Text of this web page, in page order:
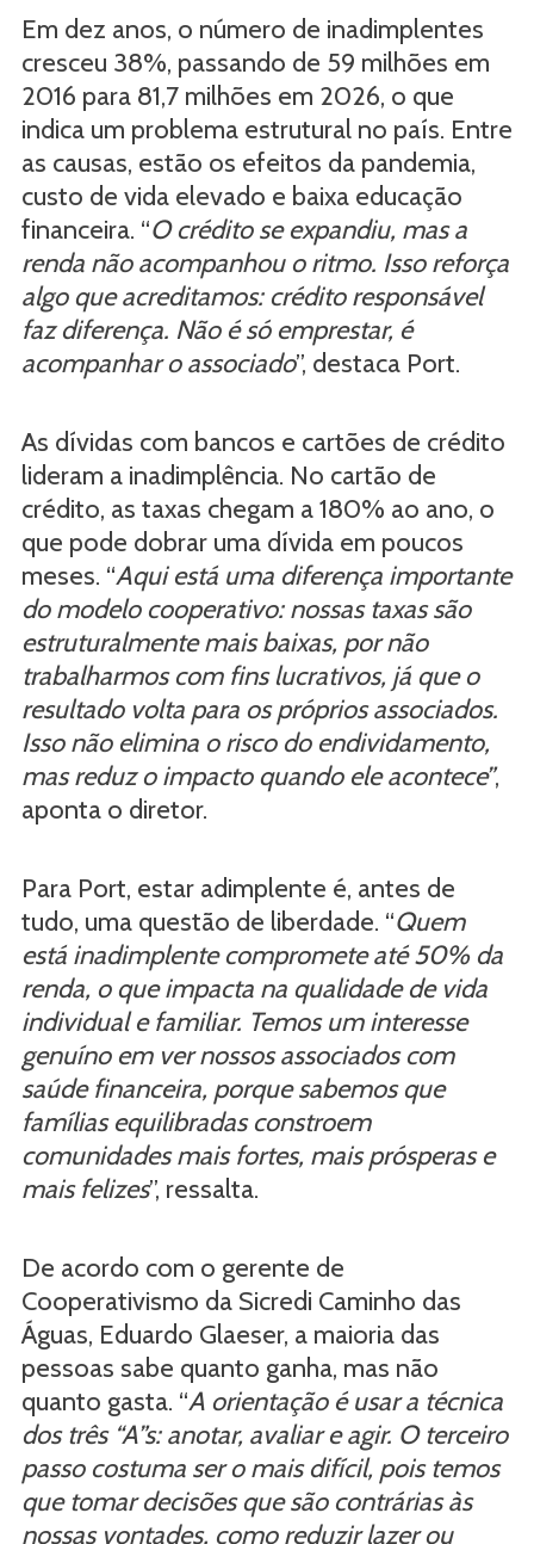
Em dez anos, o número de inadimplentes
cresceu 38%, passando de 59 milhões em
2016 para 81,7 milhões em 2026, o que
indica um problema estrutural no país. Entre
as causas, estão os efeitos da pandemia,
custo de vida elevado e baixa educação
financeira. “O crédito se expandiu, mas a
renda não acompanhou o ritmo. Isso reforça
algo que acreditamos: crédito responsável
faz diferença. Não é só emprestar, é
acompanhar o associado”, destaca Port.
As dívidas com bancos e cartões de crédito
lideram a inadimplência. No cartão de
crédito, as taxas chegam a 180% ao ano, o
que pode dobrar uma dívida em poucos
meses. “Aqui está uma diferença importante
do modelo cooperativo: nossas taxas são
estruturalmente mais baixas, por não
trabalharmos com fins lucrativos, já que o
resultado volta para os próprios associados.
Isso não elimina o risco do endividamento,
mas reduz o impacto quando ele acontece”,
aponta o diretor.
Para Port, estar adimplente é, antes de
tudo, uma questão de liberdade. “Quem
está inadimplente compromete até 50% da
renda, o que impacta na qualidade de vida
individual e familiar. Temos um interesse
genuíno em ver nossos associados com
saúde financeira, porque sabemos que
famílias equilibradas constroem
comunidades mais fortes, mais prósperas e
mais felizes”, ressalta.
De acordo com o gerente de
Cooperativismo da Sicredi Caminho das
Águas, Eduardo Glaeser, a maioria das
pessoas sabe quanto ganha, mas não
quanto gasta. “A orientação é usar a técnica
dos três “A”s: anotar, avaliar e agir. O terceiro
passo costuma ser o mais difícil, pois temos
que tomar decisões que são contrárias às
nossas vontades, como reduzir lazer ou